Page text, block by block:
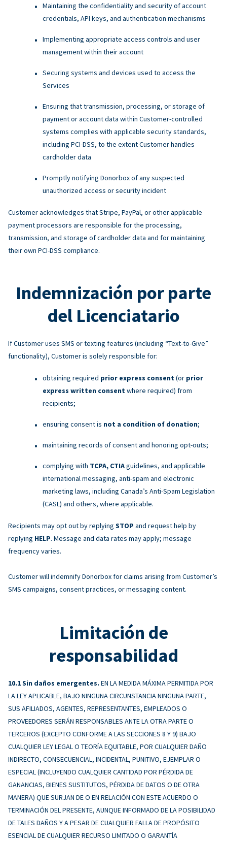
Maintaining the confidentiality and security of account
credentials, API keys, and authentication mechanisms
Implementing appropriate access controls and user
management within their account
Securing systems and devices used to access the
Services
Ensuring that transmission, processing, or storage of
payment or account data within Customer-controlled
systems complies with applicable security standards,
including PCI-DSS, to the extent Customer handles
cardholder data
Promptly notifying Donorbox of any suspected
unauthorized access or security incident
Customer acknowledges that Stripe, PayPal, or other applicable
payment processors are responsible for the processing,
transmission, and storage of cardholder data and for maintaining
their own PCI-DSS compliance.
Indemnización por parte
del Licenciatario
If Customer uses SMS or texting features (including “Text-to-Give”
functionality), Customer is solely responsible for:
obtaining required prior express consent (or prior
express written consent where required) from
recipients;
ensuring consent is not a condition of donation;
maintaining records of consent and honoring opt-outs;
complying with TCPA, CTIAguidelines, and applicable
international messaging, anti-spam and electronic
marketing laws, including Canada’s Anti-Spam Legislation
(CASL) and others, where applicable.
Recipients may opt out by replying STOP and request help by
replying HELP. Message and data rates may apply; message
frequency varies.
Customer will indemnify Donorbox for claims arising from Customer’s
SMS campaigns, consent practices, or messaging content.
Limitación de
responsabilidad
Sin daños emergentes. EN LA MEDIDA MÁXIMA PERMITIDA POR
LA LEY APLICABLE, BAJO NINGUNA CIRCUNSTANCIA NINGUNA PARTE,
SUS AFILIADOS, AGENTES, REPRESENTANTES, EMPLEADOS O
PROVEEDORES SERÁN RESPONSABLES ANTE LA OTRA PARTE O
TERCEROS (EXCEPTO CONFORME A LAS SECCIONES 8 Y 9) BAJO
CUALQUIER LEY LEGAL O TEORÍA EQUITABLE, POR CUALQUIER DAÑO
INDIRECTO, CONSECUENCIAL, INCIDENTAL, PUNITIVO, EJEMPLAR O
ESPECIAL (INCLUYENDO CUALQUIER CANTIDAD POR PÉRDIDA DE
GANANCIAS, BIENES SUSTITUTOS, PÉRDIDA DE DATOS O DE OTRA
MANERA) QUE SURJAN DE O EN RELACIÓN CON ESTE ACUERDO O
TERMINACIÓN DEL PRESENTE, AUNQUE INFORMADO DE LA POSIBILIDAD
DE TALES DAÑOS Y A PESAR DE CUALQUIER FALLA DE PROPÓSITO
ESENCIAL DE CUALQUIER RECURSO LIMITADO O GARANTÍA